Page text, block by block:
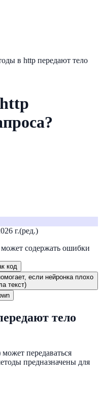
в http передают тело
г.(ред.)
содержать ошибки
код
если нейронка плохо
текст)
тело
передаваться
предназначены для